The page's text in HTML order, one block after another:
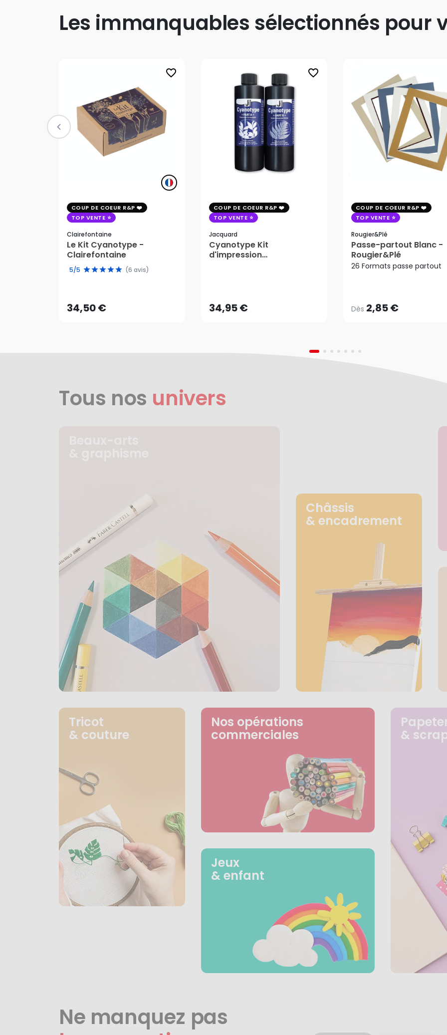
Les immanquables sélectionnés pour
favorite_border
COUP DE COEUR R&P
TOP VENTE
Clairefontaine
Le Kit Cyanotype -
Clairefontaine
5/5 (6 avis)
34,50 €AJOUTER AU PANIER
favorite_border
COUP DE COEUR R&P
TOP VENTE
Jacquard
Cyanotype Kit
d'impression
34,95 €AJOUTER AU PANIER
COUP DE COEUR R&P
TOP VENTE
Rougier&plé
Passe-partout Blanc -
Rougier&Plé
26 Formats passe partout
Dès 2,85 €
2,85 €
Tous nos univers
Châssis
& encadrement
Tricot
& couture
Nos opérations
commerciales
Jeux
& enfant
&
Ne manquez pas